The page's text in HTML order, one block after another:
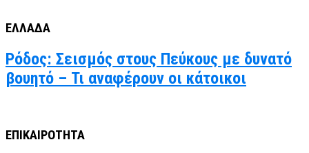
ΕΛΛΑΔΑ
Ρόδος: Σεισμός στους Πεύκους με δυνατό
βουητό – Τι αναφέρουν οι κάτοικοι
ΕΠΙΚΑΙΡΟΤΗΤΑ